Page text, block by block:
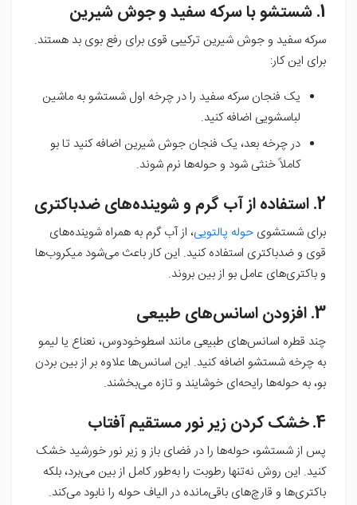
1. شستشو با سرکه سفید و جوش شیرین
سرکه سفید و جوش شیرین ترکیبی قوی برای رفع بوی بد هستند.
برای این کار:
یک فنجان سرکه سفید را در چرخه اول شستشو به ماشین
لباسشویی اضافه کنید.
در چرخه بعد، یک فنجان جوش شیرین اضافه کنید تا بو
کاملاً خنثی شود و حوله‌ها نرم شوند.
2. استفاده از آب گرم و شوینده‌های ضدباکتری
برای شستشوی حوله پالتویی، از آب گرم به همراه شوینده‌های
قوی و ضدباکتری استفاده کنید. این کار باعث می‌شود میکروب‌ها
و باکتری‌های عامل بو از بین بروند.
3. افزودن اسانس‌های طبیعی
چند قطره اسانس‌های طبیعی مانند اسطوخودوس، نعناع یا لیمو
به چرخه شستشو اضافه کنید. این اسانس‌ها علاوه بر از بین بردن
بو، به حوله‌ها رایحه‌ای خوشایند و تازه می‌بخشند.
4. خشک کردن زیر نور مستقیم آفتاب
پس از شستشو، حوله‌ها را در فضای باز و زیر نور خورشید خشک
کنید. این روش نه‌تنها رطوبت را به‌طور کامل از بین می‌برد، بلکه
باکتری‌ها و قارچ‌های باقی‌مانده در الیاف حوله را نابود می‌کند.